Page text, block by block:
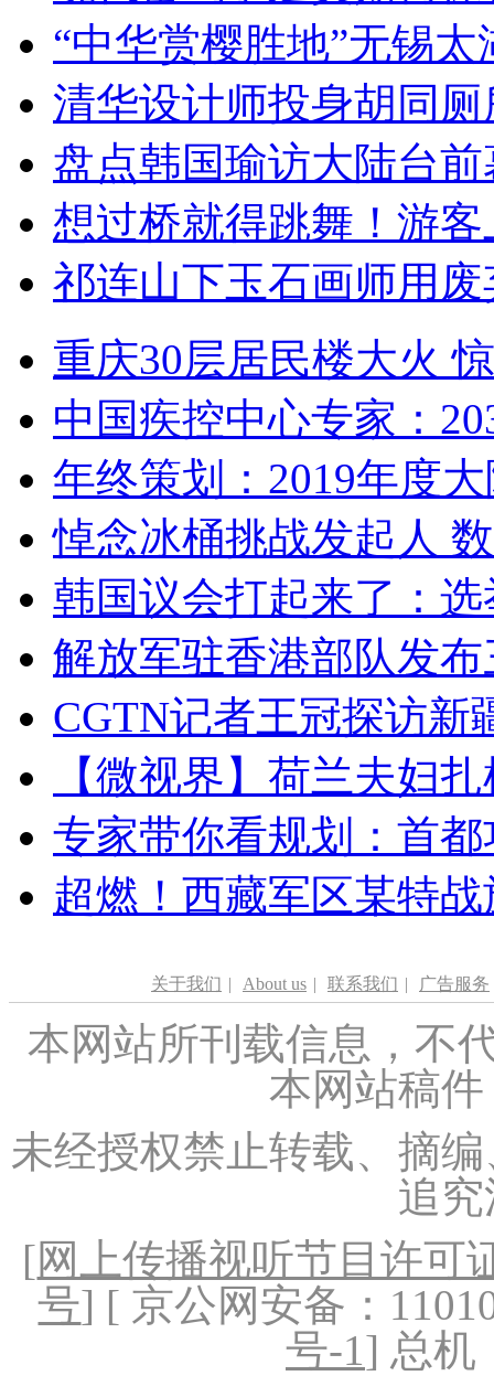
“中华赏樱胜地”无锡
清华设计师投身胡同
盘点韩国瑜访大陆台
想过桥就得跳舞！游客
祁连山下玉石画师用
重庆30层居民楼大火
中国疾控中心专家：
年终策划：2019年度
悼念冰桶挑战发起人
韩国议会打起来了：
解放军驻香港部队发
CGTN记者王冠探访新
【微视界】荷兰夫妇
专家带你看规划：首
超燃！西藏军区某特
关于我们 | About us | 联系我们 | 广告服务
本网站所刊载信息，不
本网站稿
未经授权禁止转载、摘
追
[网上传播视听节目许可
号] [ 京公网安备：
号-1] 总机